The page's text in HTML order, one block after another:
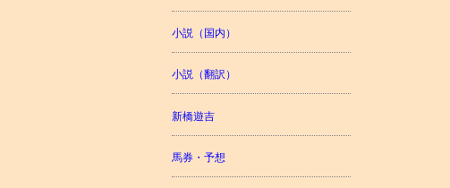
小説（国内）
小説（翻訳）
新橋遊吉
馬券・予想